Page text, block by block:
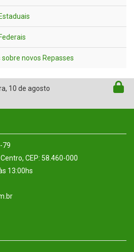
novos Repasses
, 10 de agosto
79
CEP: 58.460-000
13:00hs